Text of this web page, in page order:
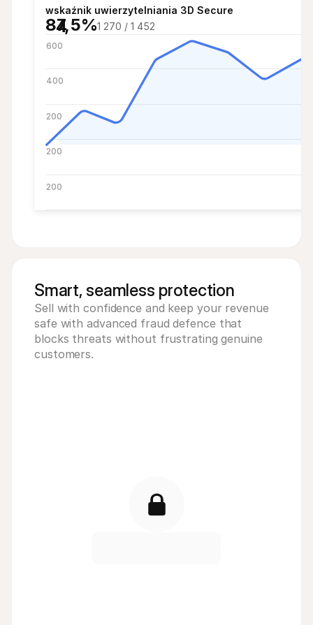
wskaźnik uwierzytelniania 3D Secure
7
4
87,5%1 270 / 1 452
600
400
200
200
200
Smart, seamless protection
Sell with confidence and keep your revenue
safe with advanced fraud defence that
blocks threats without frustrating genuine
customers.